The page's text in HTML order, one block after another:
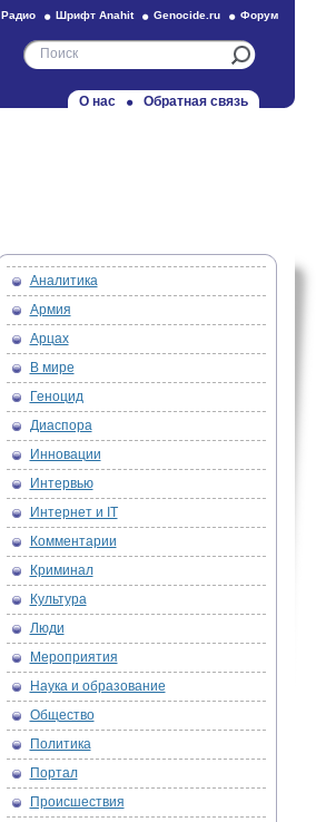
Радио Шрифт Anahit Genocide.ru Форум
О нас Обратная связь
Аналитика
Армия
Арцах
В мире
Геноцид
Диаспора
Инновации
Интервью
Интернет и IT
Комментарии
Криминал
Культура
Люди
Мероприятия
Наука и образование
Общество
Политика
Портал
Происшествия